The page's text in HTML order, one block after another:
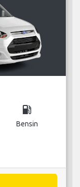
local_gas_station
Bensin